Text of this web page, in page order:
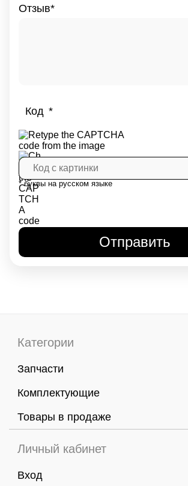
Отзыв
Код
* буквы на русском языке
Категории
Запчасти
Комплектующие
Товары в продаже
Личный кабинет
Вход